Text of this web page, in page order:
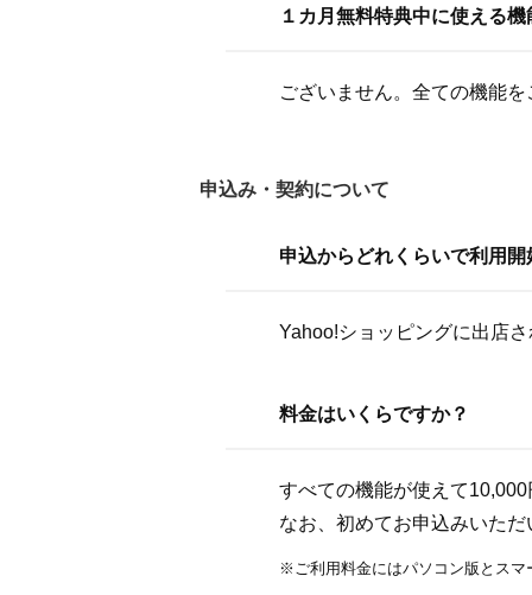
１カ月無料特典中に使える
ございません。全ての機能
申込み・契約について
申込からどれくらいで利用
Yahoo!ショッピングに出店
料金はいくらですか？
すべての機能が使えて
なお、初めてお申込みいた
※ご利用料金にはパソコン版とスマ